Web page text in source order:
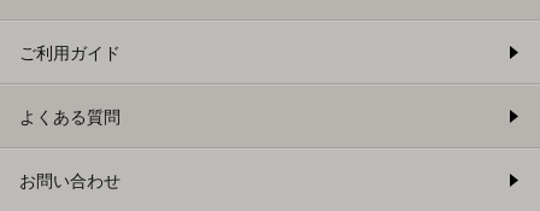
ご利用ガイド
よくある質問
お問い合わせ